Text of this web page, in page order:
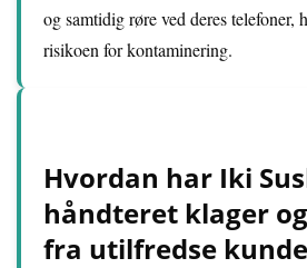
og samtidig røre ved deres telefoner,
risikoen for kontaminering.
Hvordan har Iki
håndteret klager
fra utilfredse